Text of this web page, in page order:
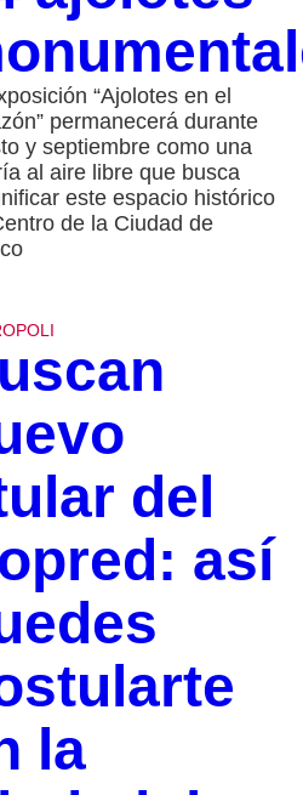
“Ajolotes en el
permanecerá durante
y septiembre como una
al aire libre que busca
este espacio histórico
de la Ciudad de
del
así
la